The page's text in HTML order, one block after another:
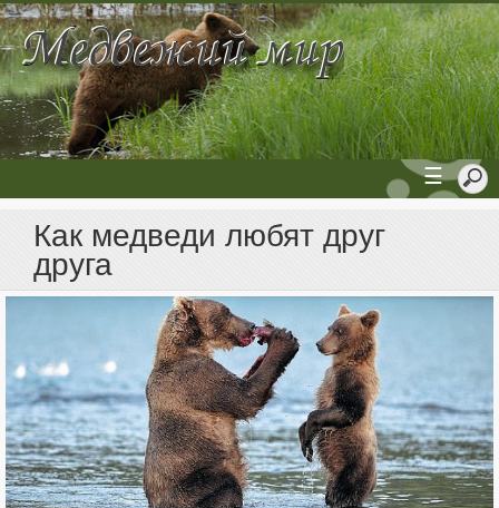
☰
Как медведи любят друг
друга